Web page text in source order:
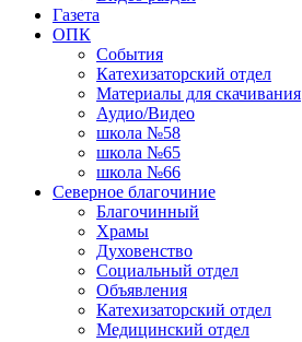
Газета
ОПК
События
Катехизаторский отдел
Материалы для скачивания
Аудио/Видео
школа №58
школа №65
школа №66
Северное благочиние
Благочинный
Храмы
Духовенство
Социальный отдел
Объявления
Катехизаторский отдел
Медицинский отдел